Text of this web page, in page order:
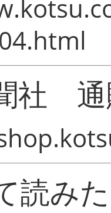
社
読み